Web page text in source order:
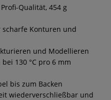
Qualität, 454 g
scharfe Konturen und
und Modellieren
130 °C pro 6 mm
bis zum Backen
wiederverschließbar und